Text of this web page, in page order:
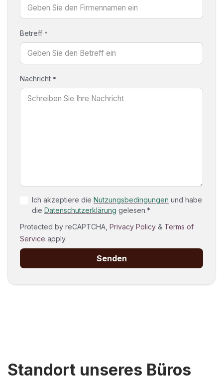
Betreff *
Nachricht *
Ich akzeptiere die Nutzungsbedingungen und habe
die Datenschutzerklärung gelesen.*
Protected by reCAPTCHA, Privacy Policy & Terms of
Service apply.
Senden
Standort unseres Büros